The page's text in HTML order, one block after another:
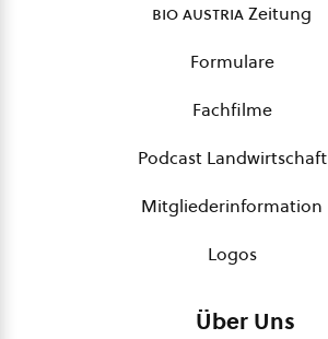
bio austriaZeitung
Formulare
Fachfilme
Podcast Landwirtschaft
Mitgliederinformation
Logos
Über Uns